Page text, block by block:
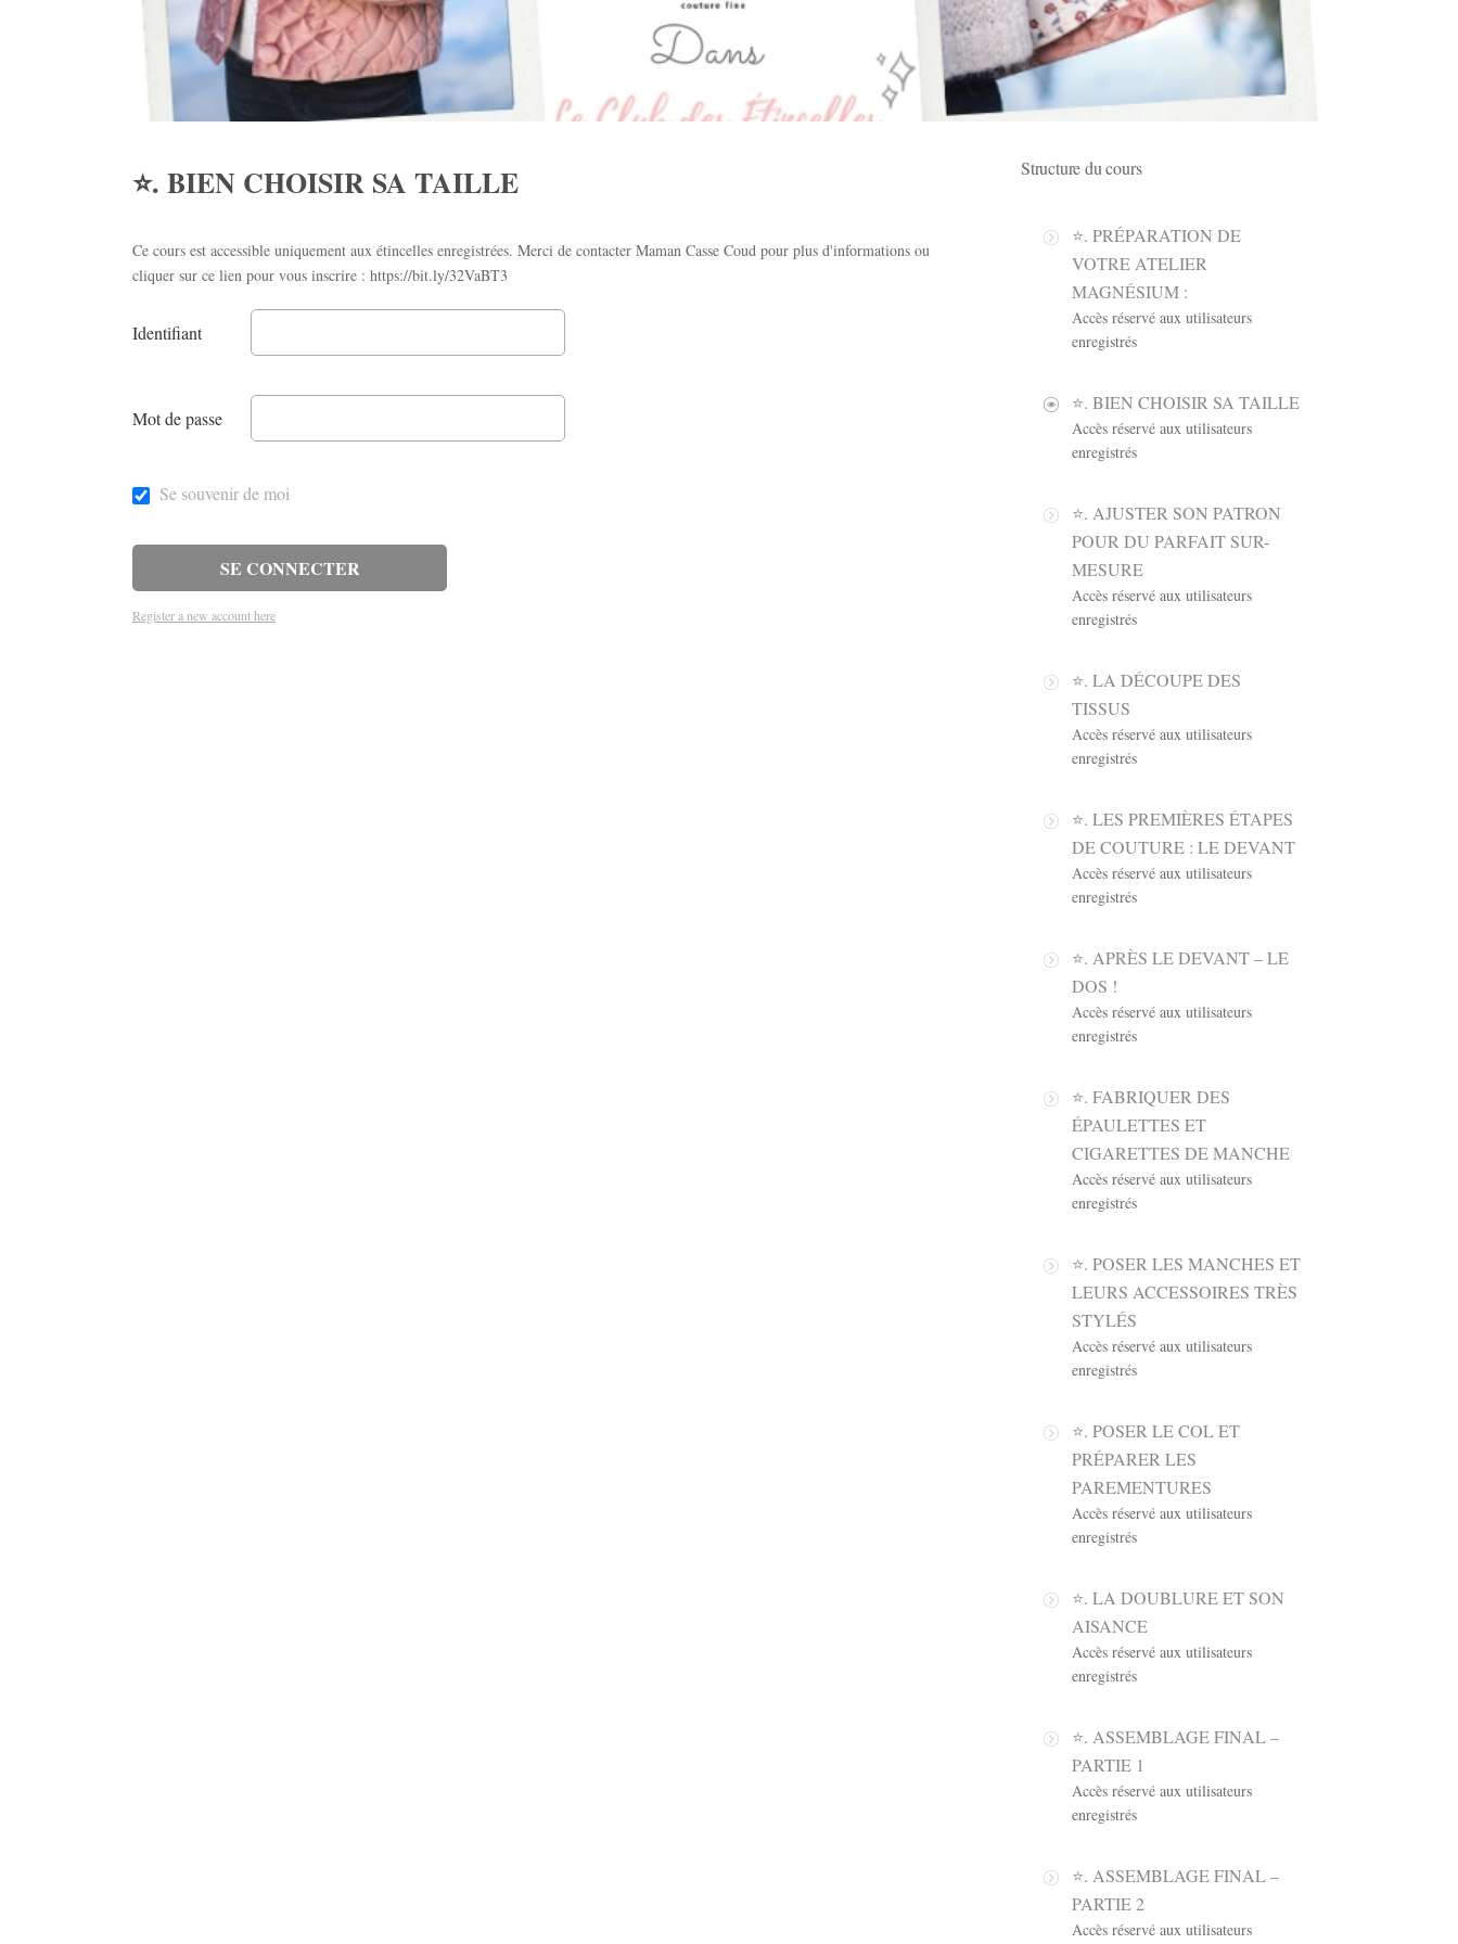
⭐️. BIEN CHOISIR SA TAILLE
Ce cours est accessible uniquement aux étincelles enregistrées. Merci de contacter Maman Casse Coud pour plus d'informations ou
cliquer sur ce lien pour vous inscrire : https://bit.ly/32VaBT3
Identifiant
Mot de passe
Se souvenir de moi
Register a new account here
Structure du cours
⭐️. PRÉPARATION DE
VOTRE ATELIER
MAGNÉSIUM :
Accès réservé aux utilisateurs
enregistrés
⭐️. BIEN CHOISIR SA TAILLE
Accès réservé aux utilisateurs
enregistrés
⭐️. AJUSTER SON PATRON
POUR DU PARFAIT SUR-
MESURE
Accès réservé aux utilisateurs
enregistrés
⭐️. LA DÉCOUPE DES
TISSUS
Accès réservé aux utilisateurs
enregistrés
⭐️. LES PREMIÈRES ÉTAPES
DE COUTURE : LE DEVANT
Accès réservé aux utilisateurs
enregistrés
⭐️. APRÈS LE DEVANT – LE
DOS !
Accès réservé aux utilisateurs
enregistrés
⭐️. FABRIQUER DES
ÉPAULETTES ET
CIGARETTES DE MANCHE
Accès réservé aux utilisateurs
enregistrés
⭐️. POSER LES MANCHES ET
LEURS ACCESSOIRES TRÈS
STYLÉS
Accès réservé aux utilisateurs
enregistrés
⭐️. POSER LE COL ET
PRÉPARER LES
PAREMENTURES
Accès réservé aux utilisateurs
enregistrés
⭐️. LA DOUBLURE ET SON
AISANCE
Accès réservé aux utilisateurs
enregistrés
⭐️. ASSEMBLAGE FINAL –
PARTIE 1
Accès réservé aux utilisateurs
enregistrés
⭐️. ASSEMBLAGE FINAL –
PARTIE 2
Accès réservé aux utilisateurs